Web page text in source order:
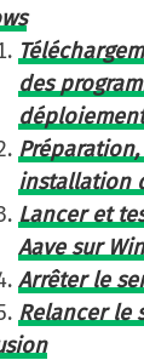
des
déploiement
installation
Lancer et
Aave sur
Arrêter le
Relancer le